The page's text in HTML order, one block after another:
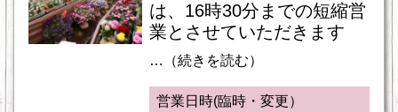
は、16時30分までの短縮営
業とさせていただきます
…（続きを読む）
営業日時(臨時・変更）